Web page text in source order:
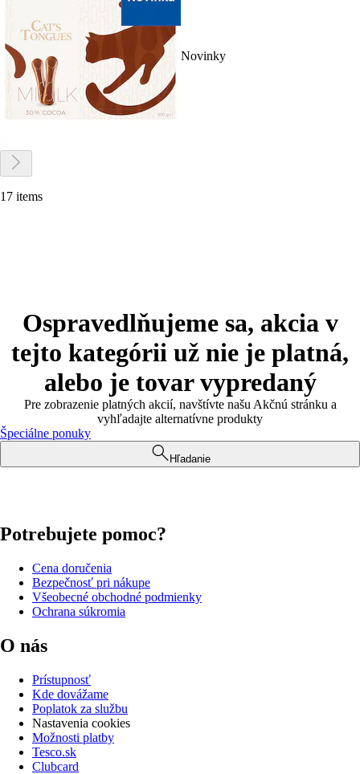
Novinky
17 items
Ospravedlňujeme sa, akcia v
tejto kategórii už nie je platná,
alebo je tovar vypredaný
Pre zobrazenie platných akcií, navštívte našu Akčnú stránku a
vyhľadajte alternatívne produkty
Špeciálne ponuky
Hľadanie
Potrebujete pomoc?
Cena doručenia
Bezpečnosť pri nákupe
Všeobecné obchodné podmienky
Ochrana súkromia
O nás
Prístupnosť
Kde dovážame
Poplatok za službu
Nastavenia cookies
Možnosti platby
Tesco.sk
Clubcard